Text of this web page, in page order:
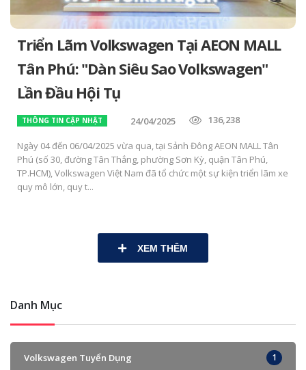
Triển Lãm Volkswagen Tại AEON MALL
Tân Phú: "Dàn Siêu Sao Volkswagen"
Lần Đầu Hội Tụ
THÔNG TIN CẬP NHẬT 24/04/2025 136,238
Ngày 04 đến 06/04/2025 vừa qua, tại Sảnh Đông AEON MALL Tân
Phú (số 30, đường Tân Thắng, phường Sơn Kỳ, quận Tân Phú,
TP.HCM), Volkswagen Việt Nam đã tổ chức một sự kiện triển lãm xe
quy mô lớn, quy t...
XEM THÊM
Danh Mục
Volkswagen Tuyển Dụng 1